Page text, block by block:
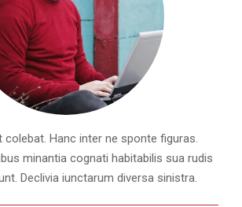
colebat. Hanc inter ne sponte figuras.
minantia cognati habitabilis sua rudis
Declivia iunctarum diversa sinistra.